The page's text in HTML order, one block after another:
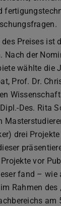
des Preises ist
Nach der
wählte die
Prof. Dr.
Des. Rita
drei
vor
fand – wie
Rahmen des
am